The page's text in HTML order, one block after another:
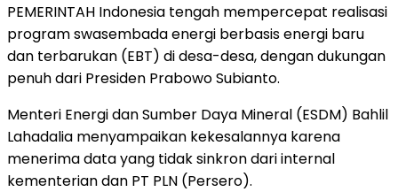
PEMERINTAH Indonesia tengah mempercepat realisasi
program swasembada energi berbasis energi baru
dan terbarukan (EBT) di desa-desa, dengan dukungan
penuh dari Presiden Prabowo Subianto.
Menteri Energi dan Sumber Daya Mineral (ESDM) Bahlil
Lahadalia menyampaikan kekesalannya karena
menerima data yang tidak sinkron dari internal
kementerian dan PT PLN (Persero).